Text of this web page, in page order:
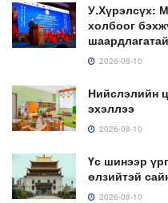
У.Хүрэлсүх:
холбоог
шаардлагатай
2026-08-10
Нийслэлийн
эхэллээ
2026-08-10
Үс шинээр
өлзийтэй
2026-08-10